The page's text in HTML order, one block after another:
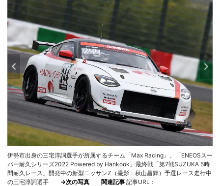
伊勢市出身の三宅淳詞選手が所属するチーム「Max Racing」。「ENEOSスー
パー耐久シリーズ2022 Powered by Hankook」最終戦「第7戦SUZUKA 5時
間耐久レース」開発中の新型ニッサンZ（撮影＝秋山昌輝）予選レース走行中
の三宅淳詞選手 →次の写真 関連記事 記事URL：